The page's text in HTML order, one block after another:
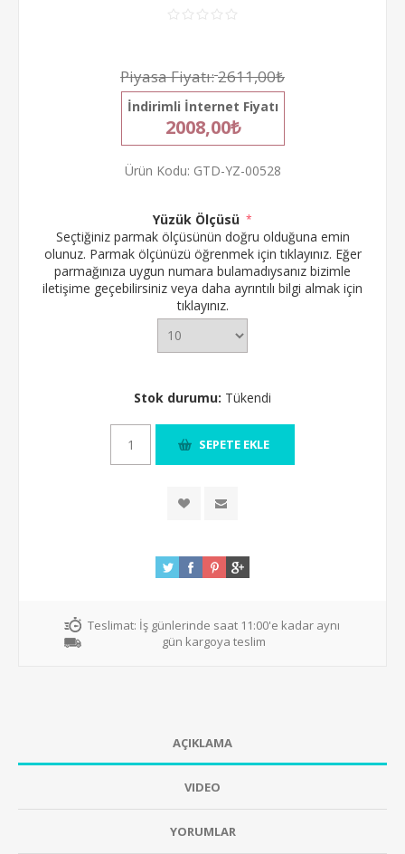
Piyasa Fiyatı:2611,00₺
İndirimli İnternet Fiyatı
2008,00₺
Ürün Kodu: GTD-YZ-00528
Yüzük Ölçüsü *
Seçtiğiniz parmak ölçüsünün doğru olduğuna emin
olunuz. Parmak ölçünüzü öğrenmek için tıklayınız. Eğer
parmağınıza uygun numara bulamadıysanız bizimle
iletişime geçebilirsiniz veya daha ayrıntılı bilgi almak için
tıklayınız.
Stok durumu: Tükendi
Teslimat: İş günlerinde saat 11:00'e kadar aynı
gün kargoya teslim
AÇIKLAMA
VIDEO
YORUMLAR